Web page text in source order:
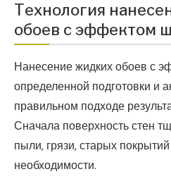
Технология
обоев с эффектом
Нанесение жидких обоев с
определенной подготовки и
правильном подходе
Сначала поверхность стен
пыли, грязи, старых
необходимости.